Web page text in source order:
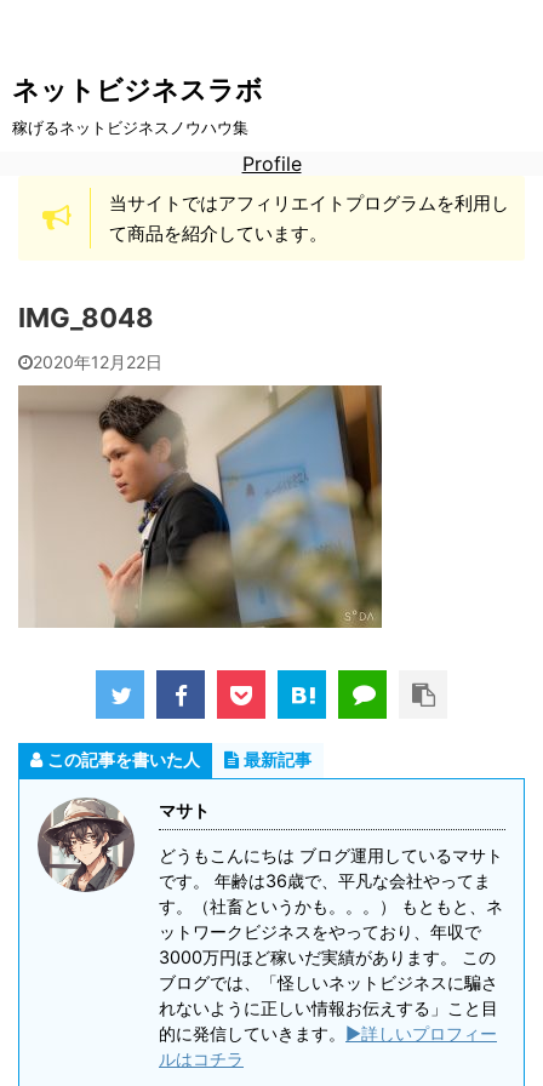
ネットビジネスラボ
稼げるネットビジネスノウハウ集
Profile
当サイトではアフィリエイトプログラムを利用し
て商品を紹介しています。
IMG_8048
2020年12月22日
この記事を書いた人 最新記事
マサト
どうもこんにちは ブログ運用しているマサト
です。 年齢は36歳で、平凡な会社やってま
す。（社畜というかも。。。） もともと、ネ
ットワークビジネスをやっており、年収で
3000万円ほど稼いだ実績があります。 この
ブログでは、「怪しいネットビジネスに騙さ
れないように正しい情報お伝えする」こと目
的に発信していきます。 ▶詳しいプロフィー
ルはコチラ